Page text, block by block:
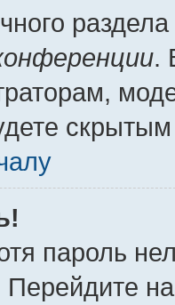
.
пароль
Перейдите